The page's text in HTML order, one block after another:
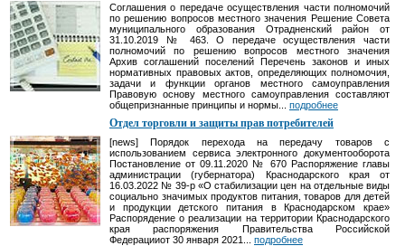
Соглашения о передаче осуществления части полномочий
по решению вопросов местного значения Решение Совета
муниципального образования Отрадненский район от
31.10.2019 № 463. О передаче осуществления части
полномочий по решению вопросов местного значения
Архив соглашений поселений Перечень законов и иных
нормативных правовых актов, определяющих полномочия,
задачи и функции органов местного самоуправления
Правовую основу местного самоуправления составляют
общепризнанные принципы и нормы... подробнее
Отдел торговли и защиты прав потребителей
[news] Порядок перехода на передачу товаров с
использованием сервиса электронного документооборота
Постановление от 09.11.2020 № 670 Распоряжение главы
администрации (губернатора) Краснодарского края от
16.03.2022 № 39-р «О стабилизации цен на отдельные виды
социально значимых продуктов питания, товаров для детей
и продукции детского питания в Краснодарском крае»
Распорядение о реализации на территории Краснодарского
края распоряжения Правительства Российской
Федерацииот 30 января 2021... подробнее